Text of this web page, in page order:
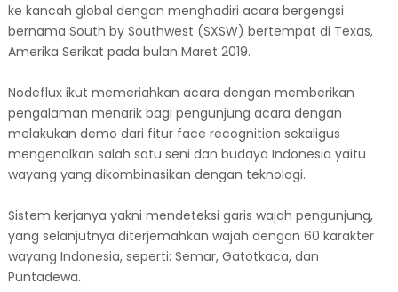
ke kancah global dengan menghadiri acara bergengsi
bernama South by Southwest (SXSW) bertempat di Texas,
Amerika Serikat pada bulan Maret 2019.
Nodeflux ikut memeriahkan acara dengan memberikan
pengalaman menarik bagi pengunjung acara dengan
melakukan demo dari fitur face recognition sekaligus
mengenalkan salah satu seni dan budaya Indonesia yaitu
wayang yang dikombinasikan dengan teknologi.
Sistem kerjanya yakni mendeteksi garis wajah pengunjung,
yang selanjutnya diterjemahkan wajah dengan 60 karakter
wayang Indonesia, seperti: Semar, Gatotkaca, dan
Puntadewa.